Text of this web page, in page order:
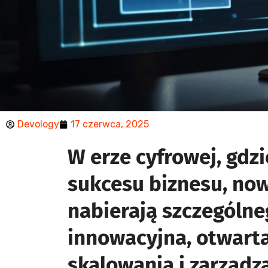
Devology 17 czerwca, 2025
W erze cyfrowej,
sukcesu biznesu,
nabierają
innowacyjna,